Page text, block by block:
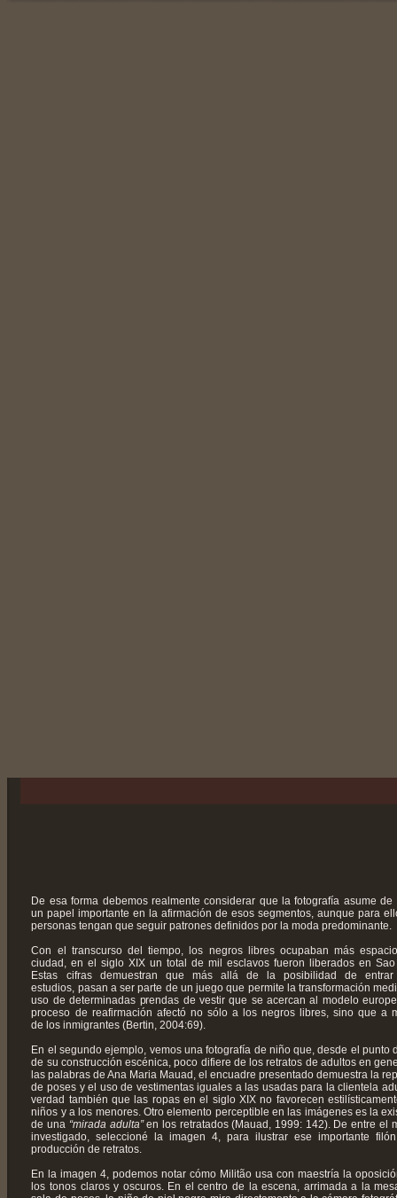
De esa forma debemos realmente considerar que la fotografía asume de
un papel importante en la afirmación de esos segmentos, aunque para
personas tengan que seguir patrones definidos por la moda predominante.
Con el transcurso del tiempo, los negros libres ocupaban más
ciudad, en el siglo XIX un total de mil esclavos fueron liberados en Sao
Estas cifras demuestran que más allá de la posibilidad de
estudios, pasan a ser parte de un juego que permite la transformación
uso de determinadas prendas de vestir que se acercan al modelo
proceso de reafirmación afectó no sólo a los negros libres, sino que a
de los inmigrantes (Bertin, 2004:69).
En el segundo ejemplo, vemos una fotografía de niño que, desde el punto
de su construcción escénica, poco difiere de los retratos de adultos en
las palabras de Ana Maria Mauad, el encuadre presentado demuestra la
de poses y el uso de vestimentas iguales a las usadas para la clientela
verdad también que las ropas en el siglo XIX no favorecen
niños y a los menores. Otro elemento perceptible en las imágenes es la
de una “mirada adulta”en los retratados (Mauad, 1999: 142). De entre el
investigado, seleccioné la imagen 4, para ilustrar ese importante
producción de retratos.
En la imagen 4, podemos notar cómo Militão usa con maestría la
los tonos claros y oscuros. En el centro de la escena, arrimada a la